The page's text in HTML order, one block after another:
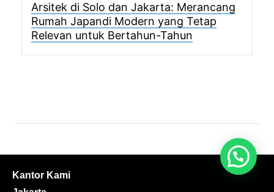
Arsitek di Solo dan Jakarta: Merancang
Rumah Japandi Modern yang Tetap
Relevan untuk Bertahun-Tahun
Kantor Kami